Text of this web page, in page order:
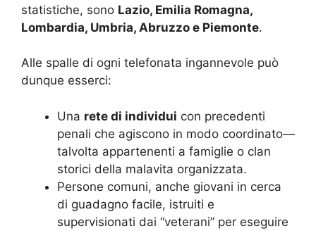
statistiche, sono Lazio, Emilia Romagna,
Lombardia, Umbria, Abruzzo e Piemonte.
Alle spalle di ogni telefonata ingannevole può
dunque esserci:
Una rete di individui con precedenti
penali che agiscono in modo coordinato—
talvolta appartenenti a famiglie o clan
storici della malavita organizzata.
Persone comuni, anche giovani in cerca
di guadagno facile, istruiti e
supervisionati dai “veterani” per eseguire